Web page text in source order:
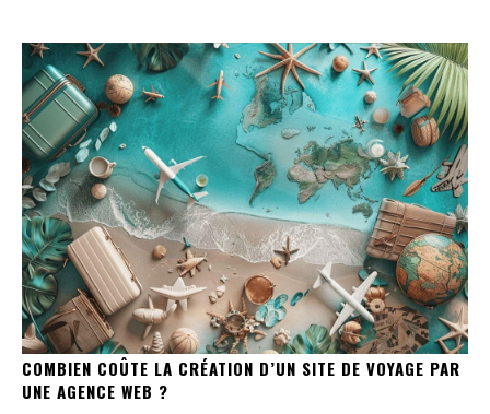
COMBIEN COÛTE LA CRÉATION D’UN SITE DE VOYAGE PAR
UNE AGENCE WEB ?